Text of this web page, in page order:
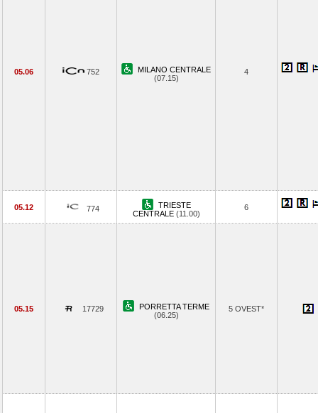
05.06 752
MILANO CENTRALE
(07.15)
4
05.12 774
TRIESTE
CENTRALE (11.00)
6
05.15 17729
PORRETTA TERME
(06.25)
5 OVEST*